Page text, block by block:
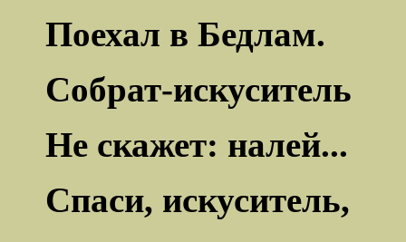
Поехал в Бедлам.
Собрат-искуситель
Не скажет: налей...
Спаси, искуситель,